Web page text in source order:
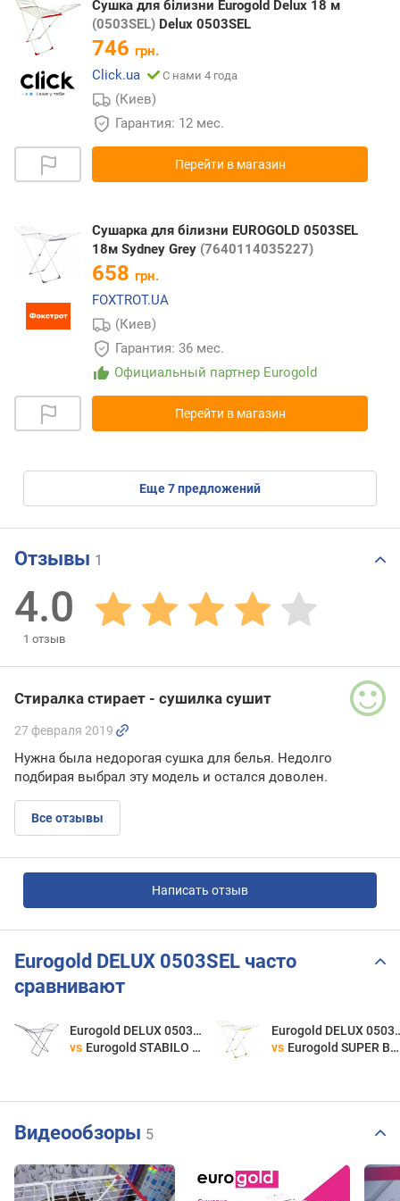
Сушка для білизни Eurogold Delux 18 м
(0503SEL) Delux 0503SEL
746 грн.
Click.ua
С нами 4 года
(Киев)
Гарантия: 12 мес.
Перейти в магазин
Сушарка для білизни EUROGOLD 0503SEL
18м Sydney Grey (7640114035227)
658 грн.
FOXTROT.UA
(Киев)
Гарантия: 36 мес.
Официальный партнер Eurogold
Перейти в магазин
eще7предложений
Отзывы 1
4.0
1 отзыв
Стиралка стирает - сушилка сушит
27 февраля 2019
Нужна была недорогая сушка для белья. Недолго
подбирая выбрал эту модель и остался доволен.
Все отзывы
Написать отзыв
Eurogold DELUX 0503SEL часто
сравнивают
Eurogold DELUX 0503SEL
vs Eurogold STABILO 0503SE
vs Eurogold SUPER BLU 0503SET
Видеообзоры 5